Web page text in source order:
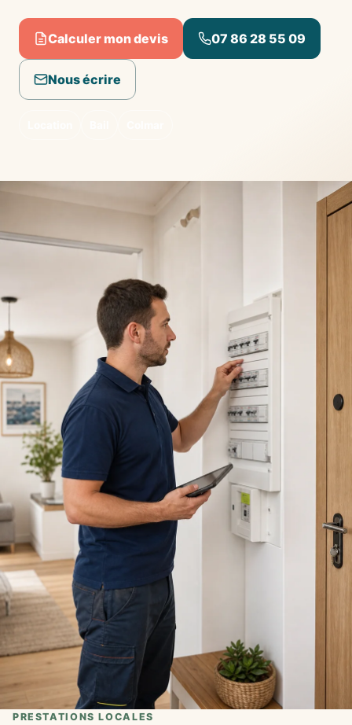
Calculer mon devis 07 86 28 55 09
Nous écrire
PRESTATIONS LOCALES